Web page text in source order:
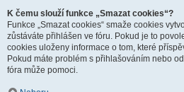
K čemu slouží funkce „Smazat cookies“?
Funkce „Smazat cookies“ smaže cookies
zůstáváte přihlášen ve fóru. Pokud je to
cookies uloženy informace o tom, které
Pokud máte problém s přihlašováním nebo
fóra může pomoci.